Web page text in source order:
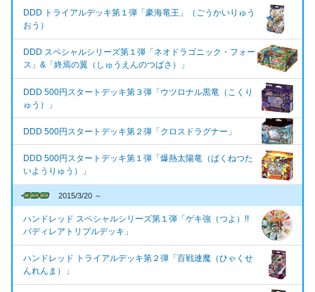
DDD トライアルデッキ第１弾「豪海竜王」（ごうかいりゅう
おう）
DDD スペシャルシリーズ第１弾「ネオドラゴニック・フォー
ス」&「終焉の翼（しゅうえんのつばさ）」
DDD 500円スタートデッキ第３弾「ウツロナル黒竜（こくり
ゅう）」
DDD 500円スタートデッキ第２弾「クロスドラグナー」
DDD 500円スタートデッキ第１弾「爆熱太陽竜（ばくねつた
いようりゅう）」
2015/3/20 ～
ハンドレッド スペシャルシリーズ第１弾「ゲキ強（つよ）!!
バディレアトリプルデッキ」
ハンドレッド トライアルデッキ第２弾「百戦連魔（ひゃくせ
んれんま）」